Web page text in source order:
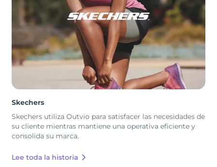
Skechers
Skechers utiliza Outvio para satisfacer las necesidades de
su cliente mientras mantiene una operativa eficiente y
consolida su marca.
Lee toda la historia